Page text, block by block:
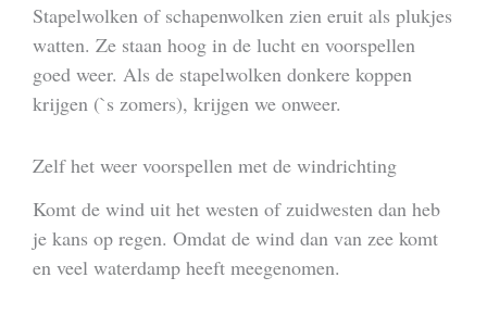
Stapelwolken of schapenwolken zien eruit als plukjes
watten. Ze staan hoog in de lucht en voorspellen
goed weer. Als de stapelwolken donkere koppen
krijgen (`s zomers), krijgen we onweer.
Zelf het weer voorspellen met de windrichting
Komt de wind uit het westen of zuidwesten dan heb
je kans op regen. Omdat de wind dan van zee komt
en veel waterdamp heeft meegenomen.